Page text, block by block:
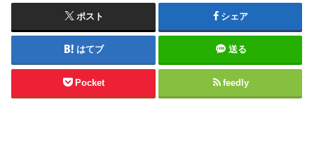
ポスト シェア
はてブ 送る
Pocket feedly